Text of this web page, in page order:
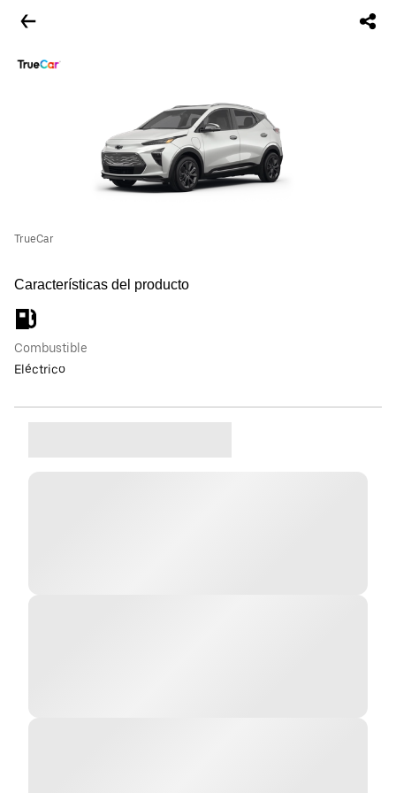
TrueCar
Características del producto
Combustible
Eléctrico